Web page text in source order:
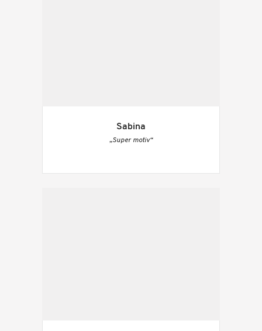
Sabina
„Super motiv“